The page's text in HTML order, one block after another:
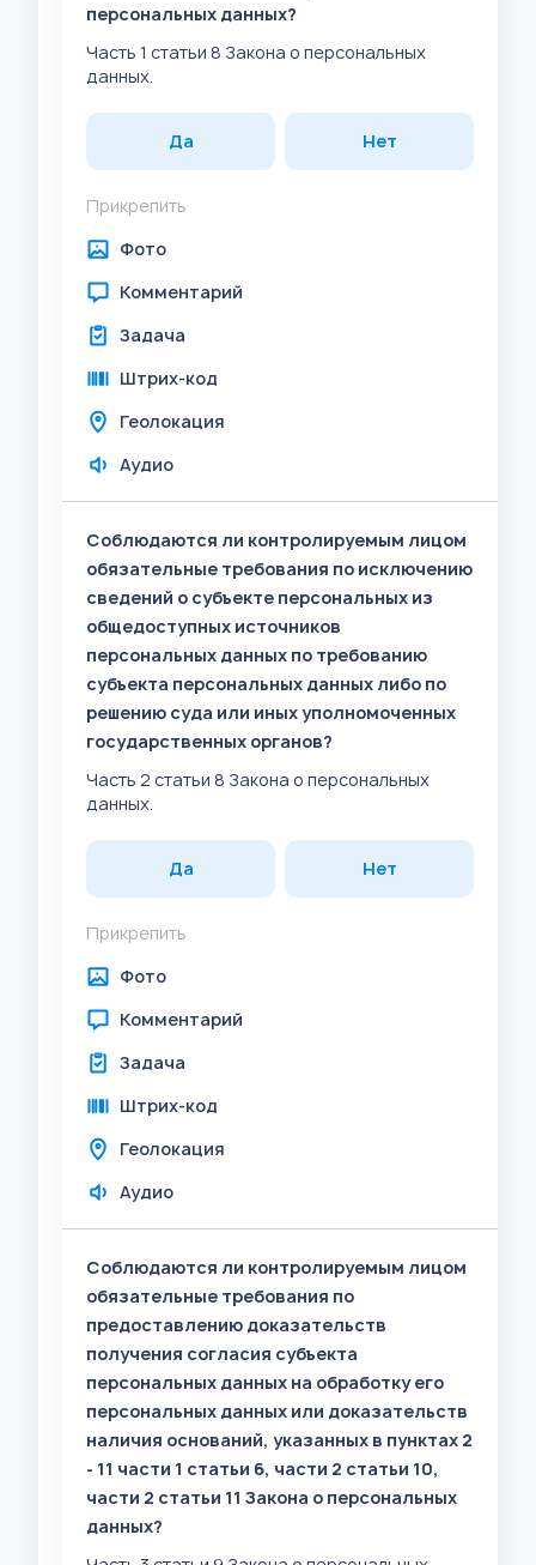
персональных данных?
Часть 1 статьи 8 Закона о персональных
данных.
Да Нет
Прикрепить
Фото
Комментарий
Задача
Штрих-код
Геолокация
Аудио
Соблюдаются ли контролируемым лицом
обязательные требования по исключению
сведений о субъекте персональных из
общедоступных источников
персональных данных по требованию
субъекта персональных данных либо по
решению суда или иных уполномоченных
государственных органов?
Часть 2 статьи 8 Закона о персональных
данных.
Да Нет
Прикрепить
Фото
Комментарий
Задача
Штрих-код
Геолокация
Аудио
Соблюдаются ли контролируемым лицом
обязательные требования по
предоставлению доказательств
получения согласия субъекта
персональных данных на обработку его
персональных данных или доказательств
наличия оснований, указанных в пунктах 2
- 11 части 1 статьи 6, части 2 статьи 10,
части 2 статьи 11 Закона о персональных
данных?